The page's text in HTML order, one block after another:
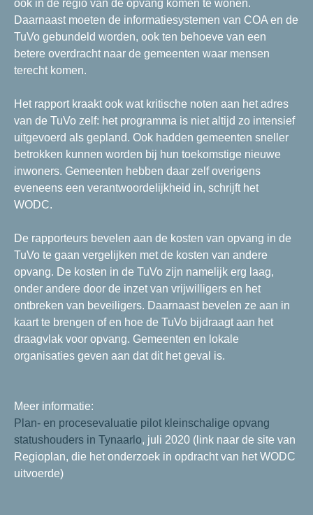
ook in de regio van de opvang komen te wonen.
Daarnaast moeten de informatiesystemen van COA en de
TuVo gebundeld worden, ook ten behoeve van een
betere overdracht naar de gemeenten waar mensen
terecht komen.
Het rapport kraakt ook wat kritische noten aan het adres
van de TuVo zelf: het programma is niet altijd zo intensief
uitgevoerd als gepland. Ook hadden gemeenten sneller
betrokken kunnen worden bij hun toekomstige nieuwe
inwoners. Gemeenten hebben daar zelf overigens
eveneens een verantwoordelijkheid in, schrijft het
WODC.
De rapporteurs bevelen aan de kosten van opvang in de
TuVo te gaan vergelijken met de kosten van andere
opvang. De kosten in de TuVo zijn namelijk erg laag,
onder andere door de inzet van vrijwilligers en het
ontbreken van beveiligers. Daarnaast bevelen ze aan in
kaart te brengen of en hoe de TuVo bijdraagt aan het
draagvlak voor opvang. Gemeenten en lokale
organisaties geven aan dat dit het geval is.
Meer informatie:
Plan- en procesevaluatie pilot kleinschalige opvang
statushouders in Tynaarlo, juli 2020 (link naar de site van
Regioplan, die het onderzoek in opdracht van het WODC
uitvoerde)